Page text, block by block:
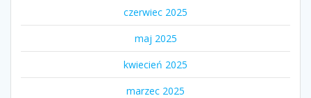
czerwiec 2025
maj 2025
kwiecień 2025
marzec 2025